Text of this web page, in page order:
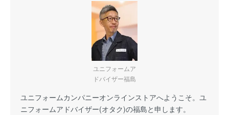
ユニフォームア
ドバイザー福島
ユニフォームカンパニーオンラインストアへようこそ。ユ
ニフォームアドバイザー(オタク)の福島と申します。